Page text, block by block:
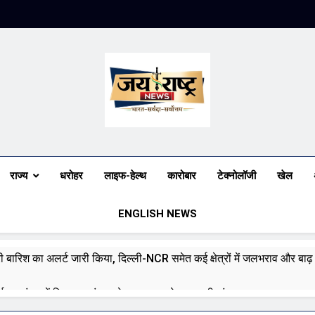
Jai Rashtra
राज्य धरोहर लाइफ-हेल्थ कारोबार टेक्नोलॉजी खेल
ENGLISH NEWS
बारिश का अलर्ट जारी किया, दिल्ली-NCR समेत कई क्षेत्रों में जलभराव और
पर संसद में विपक्ष का हंगामा तेज़, सरकार से जवाब की मांग